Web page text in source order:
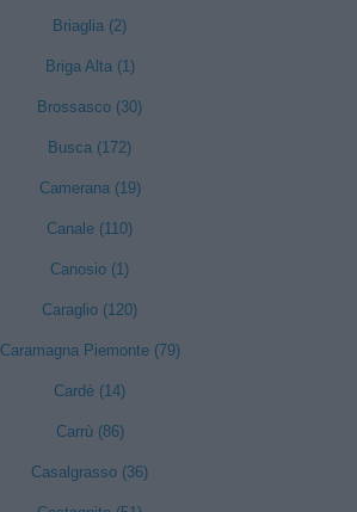
Briaglia (2)
Briga Alta (1)
Brossasco (30)
Busca (172)
Camerana (19)
Canale (110)
Canosio (1)
Caraglio (120)
Caramagna Piemonte (79)
Cardè (14)
Carrù (86)
Casalgrasso (36)